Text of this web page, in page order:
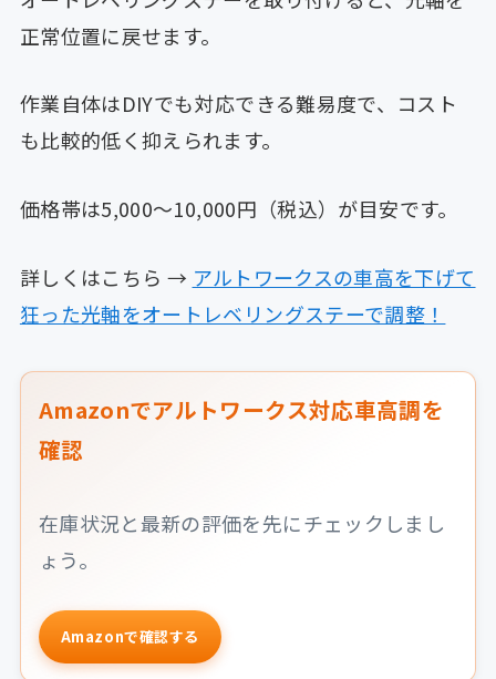
正常位置に戻せます。
作業自体はDIYでも対応できる難易度で、コスト
も比較的低く抑えられます。
価格帯は5,000〜10,000円（税込）が目安です。
詳しくはこちら → アルトワークスの車高を下げて
狂った光軸をオートレベリングステーで調整！
Amazonでアルトワークス対応車高調を
確認
在庫状況と最新の評価を先にチェックしまし
ょう。
Amazonで確認する